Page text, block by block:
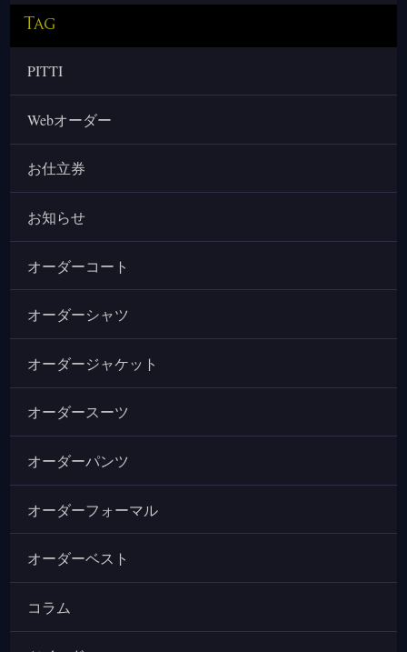
Tag
PITTI
Webオーダー
お仕立券
お知らせ
オーダーコート
オーダーシャツ
オーダージャケット
オーダースーツ
オーダーパンツ
オーダーフォーマル
オーダーベスト
コラム